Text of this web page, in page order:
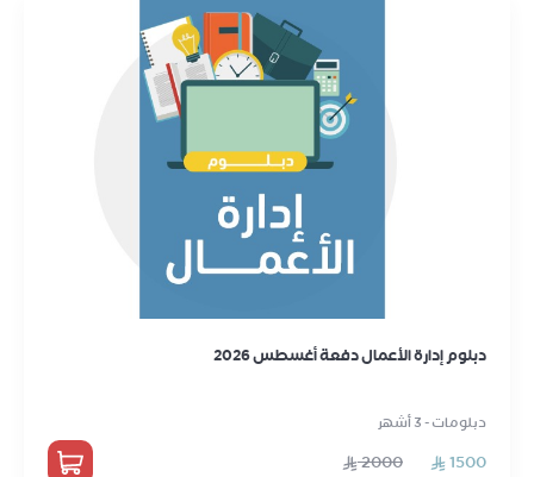
دبلوم إدارة الأعمال دفعة أغسطس 2026
دبلومات - 3 أشهر
1500
2000